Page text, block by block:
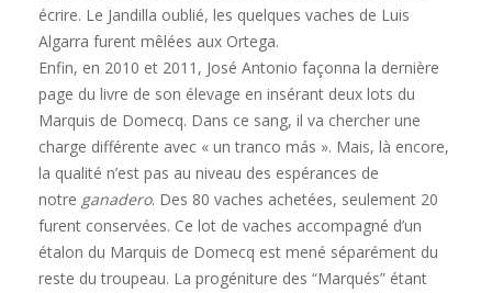
écrire. Le Jandilla oublié, les quelques vaches de Luis
Algarra furent mêlées aux Ortega.
Enfin, en 2010 et 2011, José Antonio façonna la dernière
page du livre de son élevage en insérant deux lots du
Marquis de Domecq. Dans ce sang, il va chercher une
charge différente avec « un tranco más ». Mais, là encore,
la qualité n’est pas au niveau des espérances de
notre ganadero. Des 80 vaches achetées, seulement 20
furent conservées. Ce lot de vaches accompagné d’un
étalon du Marquis de Domecq est mené séparément du
reste du troupeau. La progéniture des “Marqués” étant